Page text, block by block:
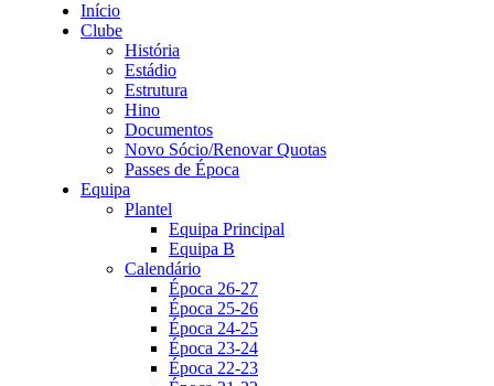
Início
Clube
História
Estádio
Estrutura
Hino
Documentos
Novo Sócio/Renovar Quotas
Passes de Época
Equipa
Plantel
Equipa Principal
Equipa B
Calendário
Época 26-27
Época 25-26
Época 24-25
Época 23-24
Época 22-23